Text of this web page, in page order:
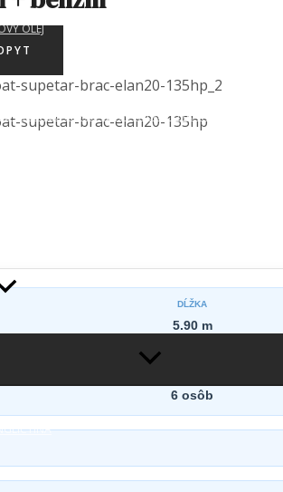
OLEJ
AIRLINES: PRIAMA LINKA NEW YORK ↔ SPLIT (2026)
MENU
TOGGLE
DĹŽKA
5.90 m
6 osôb